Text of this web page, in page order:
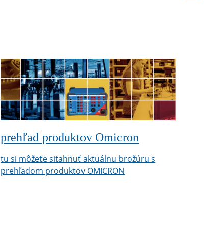
prehľad produktov Omicron
tu si môžete sitahnuť aktuálnu brožúru s
prehľadom produktov OMICRON